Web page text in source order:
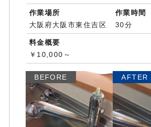
作業場所
大阪府大阪市東住吉区
作業時間
30分
料金概要
￥10,000～
BEFORE AFTER